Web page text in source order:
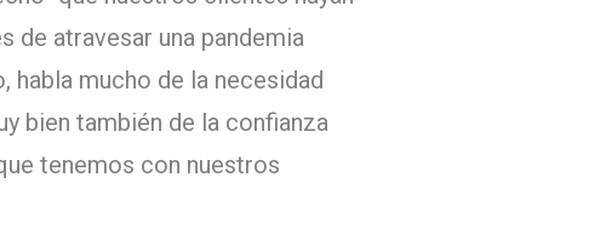
de atravesar una pandemia
mucho de la necesidad
bien también de la confianza
tenemos con nuestros